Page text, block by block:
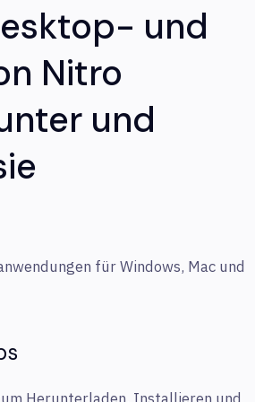
und
Nitro
und
für Windows, Mac und